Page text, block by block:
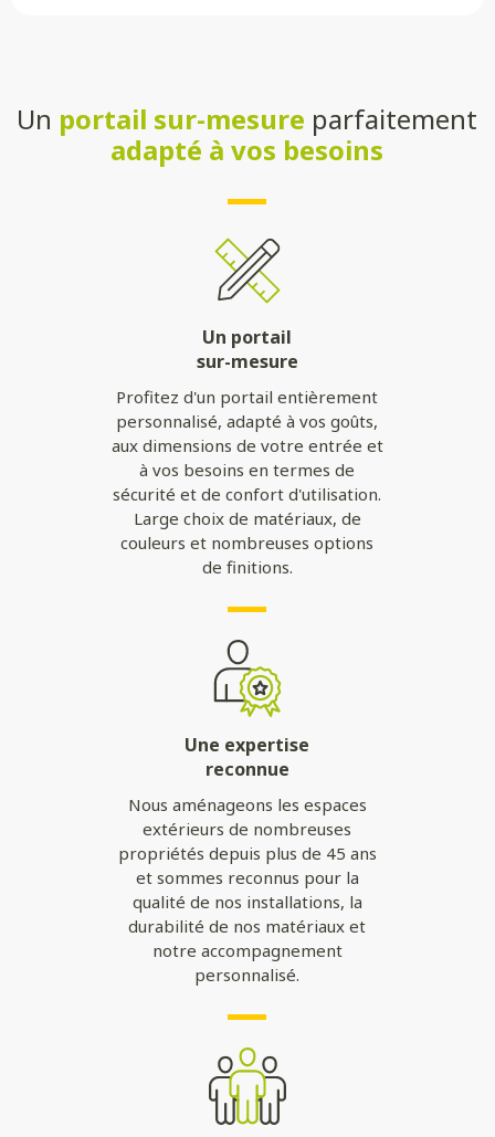
Un portail sur-mesure parfaitement
adapté à vos besoins
Un portail
sur-mesure
Profitez d'un portail entièrement
personnalisé, adapté à vos goûts,
aux dimensions de votre entrée et
à vos besoins en termes de
sécurité et de confort d'utilisation.
Large choix de matériaux, de
couleurs et nombreuses options
de finitions.
Une expertise
reconnue
Nous aménageons les espaces
extérieurs de nombreuses
propriétés depuis plus de 45 ans
et sommes reconnus pour la
qualité de nos installations, la
durabilité de nos matériaux et
notre accompagnement
personnalisé.